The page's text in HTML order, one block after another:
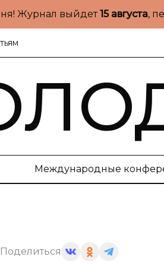
Журнал выйдет15 августа,
Международные
Поделиться